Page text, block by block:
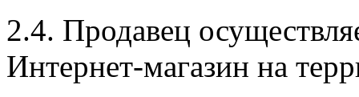
2.4. Продавец
Интернет-магазин на